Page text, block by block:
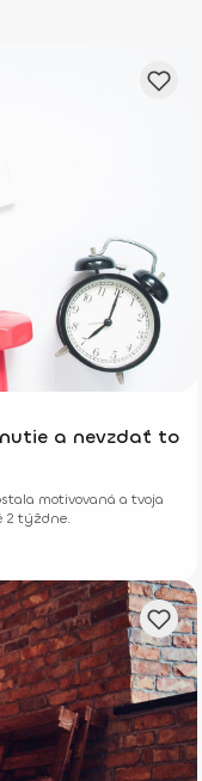
a nevzdať to
motivovaná a tvoja
2 týždne.